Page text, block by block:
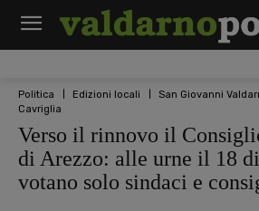
Politica Edizioni locali San Giovanni
Cavriglia
Verso il rinnovo il
di Arezzo: alle urne il 18
votano solo sindaci e